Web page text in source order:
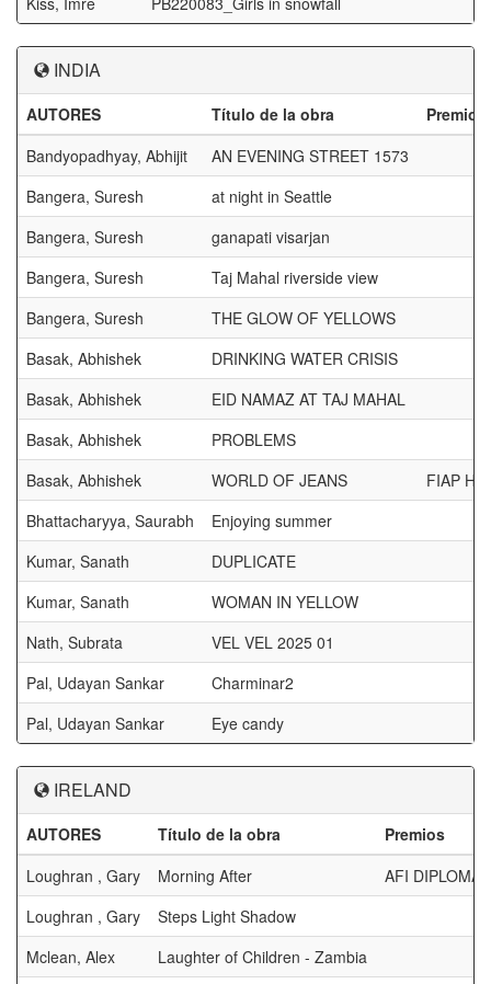
INDIA
AUTORES Título de la obra
Premios
Bandyopadhyay, Abhijit
AN EVENING STREET 1573
Bangera, Suresh
at night in Seattle
Bangera, Suresh
ganapati visarjan
Bangera, Suresh
Taj Mahal riverside view
Bangera, Suresh
THE GLOW OF YELLOWS
Basak, Abhishek
DRINKING WATER CRISIS
Basak, Abhishek
EID NAMAZ AT TAJ MAHAL
Basak, Abhishek
PROBLEMS
Basak, Abhishek
WORLD OF JEANS
FIAP
Bhattacharyya, Saurabh
Enjoying summer
Kumar, Sanath
DUPLICATE
Kumar, Sanath
WOMAN IN YELLOW
Nath, Subrata
VEL VEL 2025 01
Pal, Udayan Sankar
Charminar2
Pal, Udayan Sankar
Eye candy
IRELAND
AUTORES Título de la obra
Premios
Loughran , Gary
Morning After
AFI DIPLOMA
Loughran , Gary
Steps Light Shadow
Mclean, Alex
Laughter of Children - Zambia